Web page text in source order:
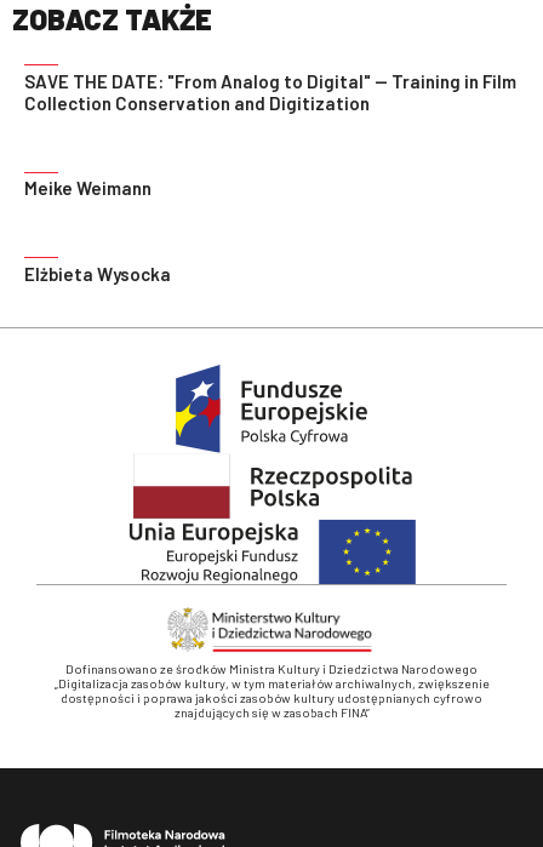
ZOBACZ TAKŻE
SAVE THE DATE: "From Analog to Digital" — Training in Film
Collection Conservation and Digitization
Meike Weimann
Elżbieta Wysocka
Dofinansowano ze środków Ministra Kultury i Dziedzictwa Narodowego
„Digitalizacja zasobów kultury, w tym materiałów archiwalnych, zwiększenie
dostępności i poprawa jakości zasobów kultury udostępnianych cyfrowo
znajdujących się w zasobach FINA”